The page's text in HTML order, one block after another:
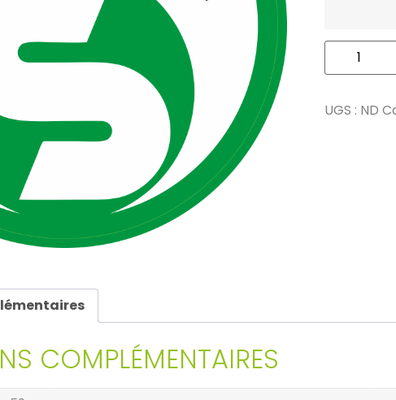
UGS : ND
COMPLÉMENTAIRES